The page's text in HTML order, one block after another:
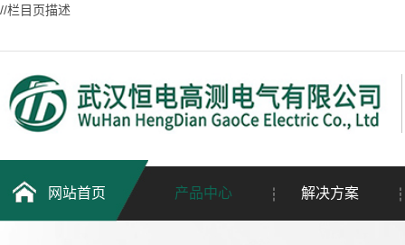
//栏目页描述
网站首页 产品中心 解决方案